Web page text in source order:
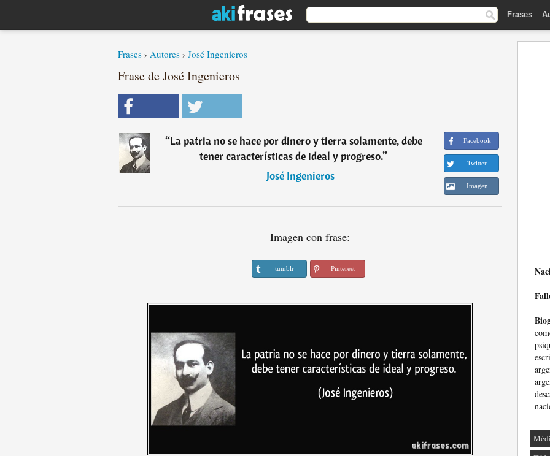
Frases
Frases › Autores › José Ingenieros
Frase de José Ingenieros
“La patria no se hace por dinero y tierra solamente, debe
tener características de ideal y progreso.”
―José Ingenieros
Facebook
Twitter
Imagen
Imagen con frase:
tumblr Pinterest